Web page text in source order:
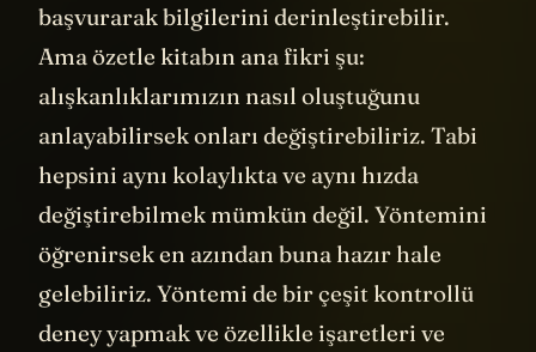
başvurarak bilgilerini derinleştirebilir.
Ama özetle kitabın ana fikri şu:
alışkanlıklarımızın nasıl oluştuğunu
anlayabilirsek onları değiştirebiliriz. Tabi
hepsini aynı kolaylıkta ve aynı hızda
değiştirebilmek mümkün değil. Yöntemini
öğrenirsek en azından buna hazır hale
gelebiliriz. Yöntemi de bir çeşit kontrollü
deney yapmak ve özellikle işaretleri ve